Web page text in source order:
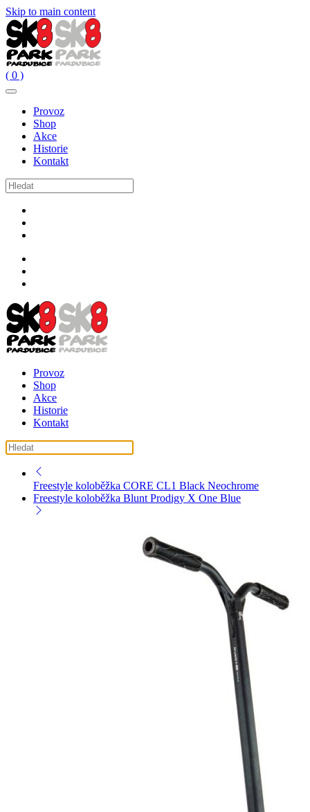
Skip to main content
( 0 )
Provoz
Shop
Akce
Historie
Kontakt
Provoz
Shop
Akce
Historie
Kontakt
Freestyle koloběžka CORE CL1 Black Neochrome
Freestyle koloběžka Blunt Prodigy X One Blue